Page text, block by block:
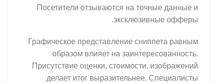
Посетители отзываются на точные данные и
эксклюзивные офферы.
Графическое представление сниппета равным
образом влияет на заинтересованность.
Присутствие оценки, стоимости, изображений
делает итог выразительнее. Специалисты